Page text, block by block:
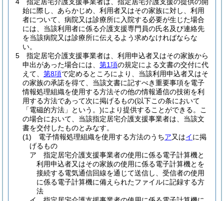
始に際し、あらかじめ、利用者又はその家族に対し、利用
者について、病院又は診療所に入院する必要が生じた場合
には、当該利用者に係る介護支援専門員の氏名及び連絡先
を当該病院又は診療所に伝えるよう求めなければならな
い。
5
指定居宅介護支援事業者は、利用申込者又はその家族から
申出があった場合には、 第1項の規定による文書の交付に代
えて、 第8項で定めるところにより、当該利用申込者又はそ
の家族の承諾を得て、当該文書に記すべき重要事項を電子
情報処理組織を使用する方法その他の情報通信の技術を利
用する方法であって次に掲げるもの(以下この条において
「電磁的方法」という。)により提供することができる。
こ
の場合において、当該指定居宅介護支援事業者は、当該文
書を交付したものとみなす。
(1)
電子情報処理組織を使用する方法のうちア又はイに掲
げるもの
ア
指定居宅介護支援事業者の使用に係る電子計算機と
利用申込者又はその家族の使用に係る電子計算機とを
接続する電気通信回線を通じて送信し、受信者の使用
に係る電子計算機に備えられたファイルに記録する方
法